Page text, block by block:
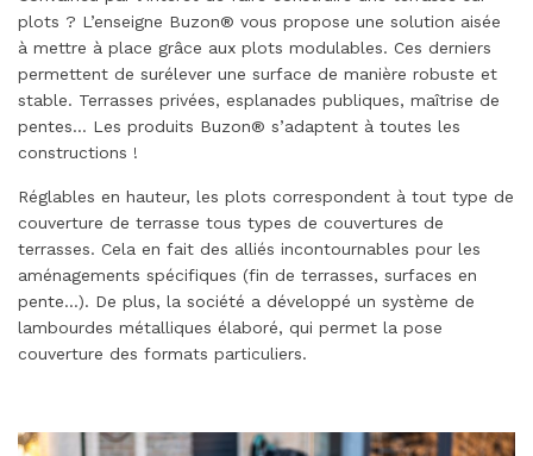
plots ? L’enseigne Buzon® vous propose une solution aisée
à mettre à place grâce aux plots modulables. Ces derniers
permettent de surélever une surface de manière robuste et
stable. Terrasses privées, esplanades publiques, maîtrise de
pentes… Les produits Buzon® s’adaptent à toutes les
constructions !
Réglables en hauteur, les plots correspondent à tout type de
couverture de terrasse tous types de couvertures de
terrasses. Cela en fait des alliés incontournables pour les
aménagements spécifiques (fin de terrasses, surfaces en
pente…). De plus, la société a développé un système de
lambourdes métalliques élaboré, qui permet la pose
couverture des formats particuliers.